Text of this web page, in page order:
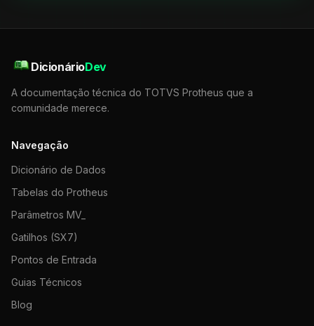
DicionárioDev
A documentação técnica do TOTVS Protheus que a
comunidade merece.
Navegação
Dicionário de Dados
Tabelas do Protheus
Parâmetros MV_
Gatilhos (SX7)
Pontos de Entrada
Guias Técnicos
Blog